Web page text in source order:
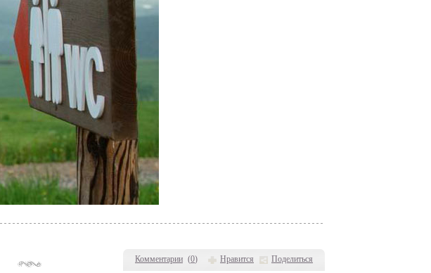
Комментарии (0) Нравится Поделиться